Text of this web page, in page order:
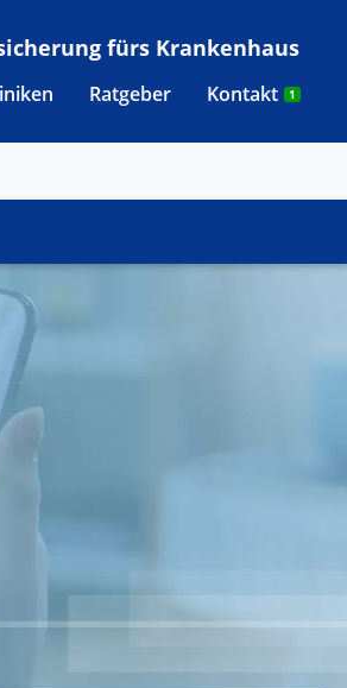
Ratgeber Kontakt 1
fürs Krankenhaus